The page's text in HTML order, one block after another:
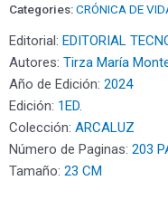
Categories:CRÓNICA DE
Editorial: EDITORIAL
Autores: Tirza María
Año de Edición: 2024
Edición: 1ED.
Colección: ARCALUZ
Número de Paginas: 203
Tamaño: 23 CM